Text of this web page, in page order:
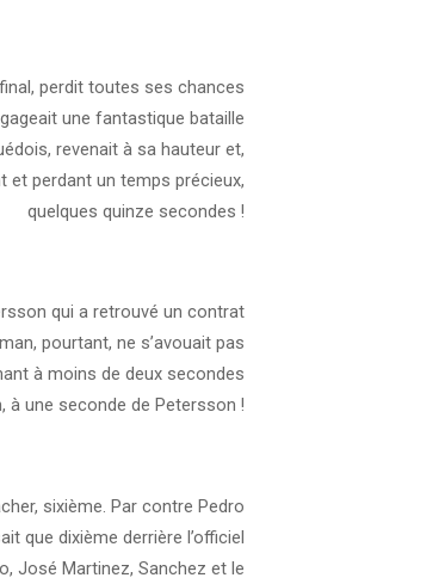
perdit toutes ses chances
une fantastique bataille
revenait à sa hauteur et,
et perdant un temps précieux,
quelques quinze secondes !
qui a retrouvé un contrat
pourtant, ne s’avouait pas
à moins de deux secondes
à une seconde de Petersson !
sixième. Par contre Pedro
que dixième derrière l’officiel
José Martinez, Sanchez et le